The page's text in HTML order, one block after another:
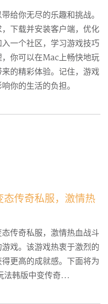
给你无尽的乐趣和挑战。
下载并安装客户端，优化
一个社区，学习游戏技巧
你可以在Mac上畅快地玩
的精彩体验。记住，游戏
你的生活的负担。
传奇私服，激情热
传奇私服，激情热血战斗
戏。该游戏热衷于激烈的
更高的成就感。下面将为
法韩版中变传奇...